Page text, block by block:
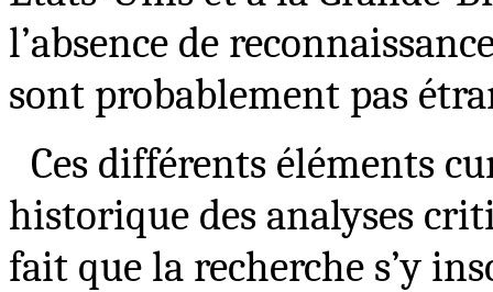
l’absence de
sont probablement pas
Ces différents éléments
historique des analyses
fait que la recherche s’y